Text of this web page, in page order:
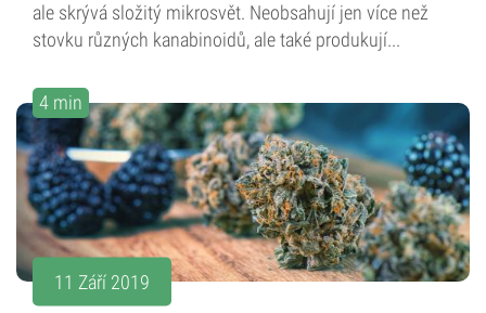
ale skrývá složitý mikrosvět. Neobsahují jen více než
stovku různých kanabinoidů, ale také produkují...
4 min
11 Září 2019